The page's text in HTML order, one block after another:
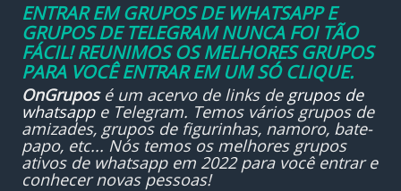
ENTRAR EM GRUPOS DE WHATSAPP E
GRUPOS DE TELEGRAM NUNCA FOI TÃO
FÁCIL! REUNIMOS OS MELHORES GRUPOS
PARA VOCÊ ENTRAR EM UM SÓ CLIQUE.
OnGruposé um acervo de links de grupos de
whatsappe Telegram. Temos vários grupos de
amizades, grupos de figurinhas, namoro, bate-
papo, etc... Nós temos os melhores grupos
ativos de whatsapp em 2022 para você entrar e
conhecer novas pessoas!